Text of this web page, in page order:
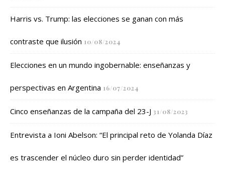
Harris vs. Trump: las elecciones se ganan con más
contraste que ilusión 10/08/2024
Elecciones en un mundo ingobernable: enseñanzas y
perspectivas en Argentina 16/07/2024
Cinco enseñanzas de la campaña del 23-J 31/08/2023
Entrevista a Ioni Abelson: “El principal reto de Yolanda Díaz
es trascender el núcleo duro sin perder identidad”